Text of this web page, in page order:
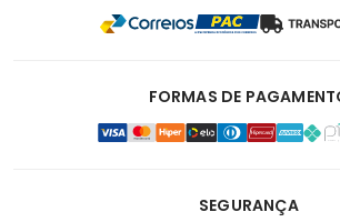
FORMAS DE
SEGURANÇA